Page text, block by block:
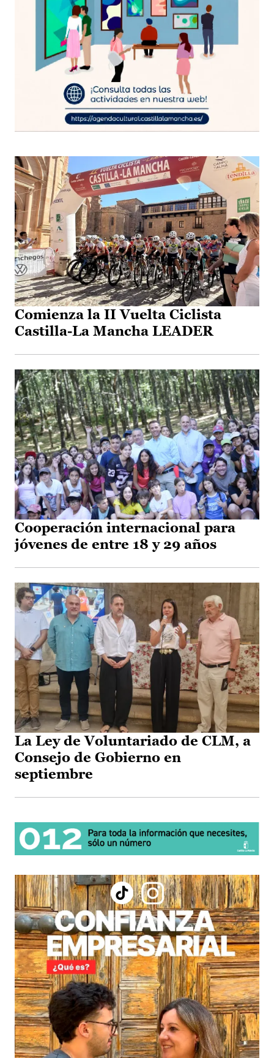
Comienza la II Vuelta Ciclista
Castilla-La Mancha LEADER
Cooperación internacional para
jóvenes de entre 18 y 29 años
La Ley de Voluntariado de CLM, a
Consejo de Gobierno en
septiembre